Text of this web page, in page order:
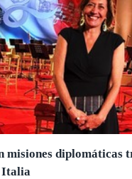
misiones diplomáticas
Italia